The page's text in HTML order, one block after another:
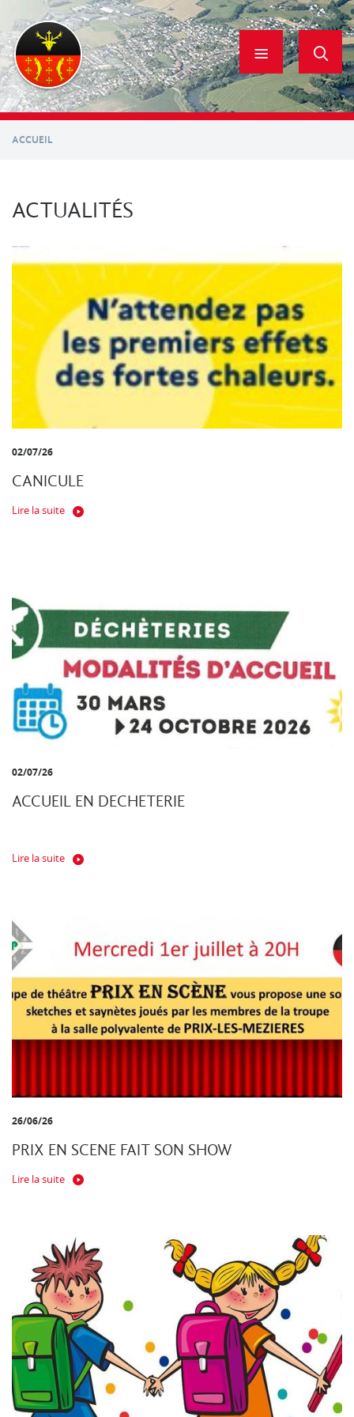
contenu
principal
ACCUEIL
ACTUALITÉS
02/07/26
CANICULE
Lire la suite
02/07/26
ACCUEIL EN DECHETERIE
Lire la suite
26/06/26
PRIX EN SCENE FAIT SON SHOW
Lire la suite